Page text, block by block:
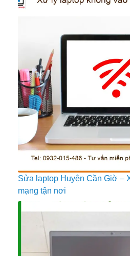
Sửa laptop Huyện Cần Giờ –
mạng tận nơi